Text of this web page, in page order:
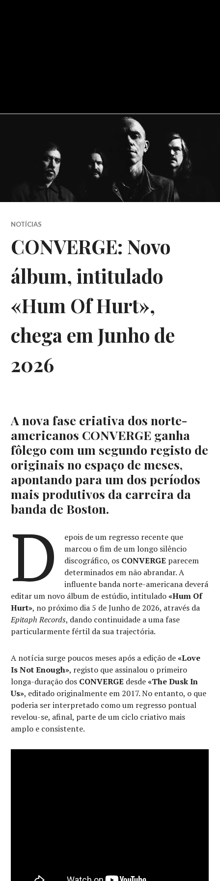
NOTÍCIAS
CONVERGE: Novo
álbum, intitulado
«Hum Of Hurt»,
chega em Junho de
2026
A nova fase criativa dos norte-
americanos CONVERGE ganha
fôlego com um segundo registo de
originais no espaço de meses,
apontando para um dos períodos
mais produtivos da carreira da
banda de Boston.
D
epois de um regresso recente que
marcou o fim de um longo silêncio
discográfico, os CONVERGE parecem
determinados em não abrandar. A
influente banda norte-americana deverá
editar um novo álbum de estúdio, intitulado«Hum Of
Hurt», no próximo dia 5 de Junho de 2026, através da
Epitaph Records, dando continuidade a uma fase
particularmente fértil da sua trajectória.
A notícia surge poucos meses após a edição de«Love
Is Not Enough», registo que assinalou o primeiro
longa-duração dos CONVERGE desde«The Dusk In
Us», editado originalmente em 2017. No entanto, o que
poderia ser interpretado como um regresso pontual
revelou-se, afinal, parte de um ciclo criativo mais
amplo e consistente.